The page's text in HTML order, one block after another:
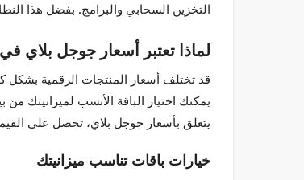
التخزين السحابي والبرامج. بفضل هذا
لماذا تعتبر أسعار جوجل بلاي في Chipturk.net مميزة؟
يمكنك اختيار الباقة الأنسب لميزانيتك
يتعلق بأسعار جوجل بلاي، تحصل على
خيارات باقات تناسب ميزانيتك